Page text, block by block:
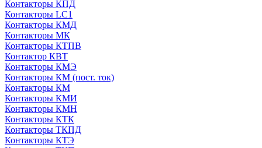
Контакторы КПД
Контакторы LC1
Контакторы КМД
Контакторы МК
Контакторы КТПВ
Контактор КВТ
Контакторы КМЭ
Контакторы КМ (пост. ток)
Контакторы КМ
Контакторы КМИ
Контакторы КМН
Контакторы КТК
Контакторы ТКПД
Контакторы КТЭ